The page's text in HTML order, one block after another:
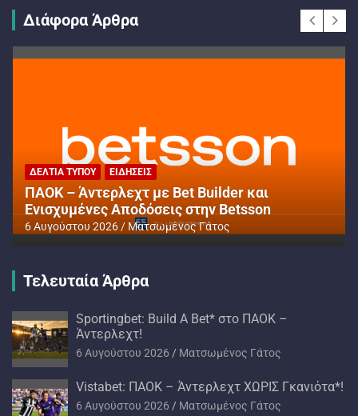
Διάφορα Άρθρα
ΔΕΛΤΊΑ ΤΎΠΟΥ ΕΙΔΉΣΕΙΣ
ΠΑΟΚ – Άντερλεχτ με Bet Builder και
Ενισχυμένες Αποδόσεις στην Betsson
6 Αυγούστου 2026 Ματσωμένος Γάτος
Τελευταία Άρθρα
Sportingbet: Build A Bet* στο ΠΑΟΚ –
Άντερλεχτ!
6 Αυγούστου 2026 Ματσωμένος Γάτος
Vistabet: ΠΑΟΚ – Άντερλεχτ ΧΩΡΙΣ Γκανιότα*!
6 Αυγούστου 2026 Ματσωμένος Γάτος